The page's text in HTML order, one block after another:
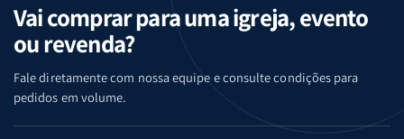
Vai comprar para uma igreja, evento
ou revenda?
Fale diretamente com nossa equipe e consulte condições para
pedidos em volume.